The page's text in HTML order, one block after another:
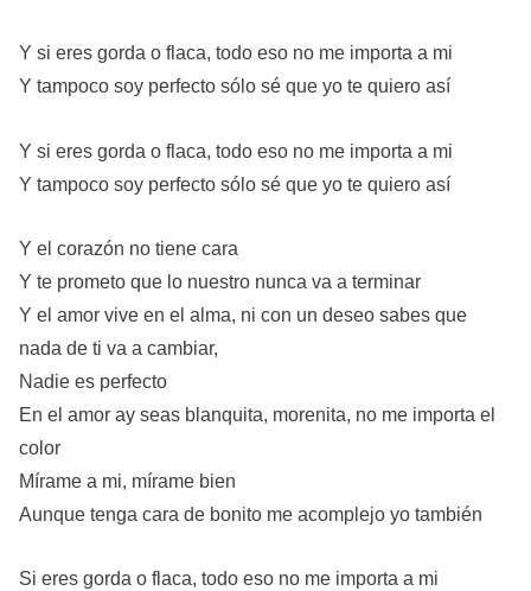
Y si eres gorda o flaca, todo eso no me importa a mi
Y tampoco soy perfecto sólo sé que yo te quiero así
Y si eres gorda o flaca, todo eso no me importa a mi
Y tampoco soy perfecto sólo sé que yo te quiero así
Y el corazón no tiene cara
Y te prometo que lo nuestro nunca va a terminar
Y el amor vive en el alma, ni con un deseo sabes que
nada de ti va a cambiar,
Nadie es perfecto
En el amor ay seas blanquita, morenita, no me importa el
color
Mírame a mi, mírame bien
Aunque tenga cara de bonito me acomplejo yo también
Si eres gorda o flaca, todo eso no me importa a mi